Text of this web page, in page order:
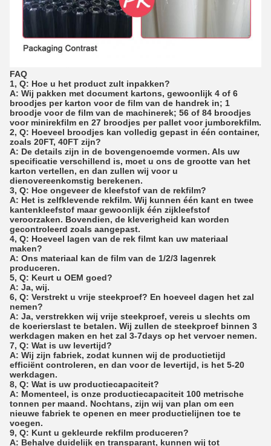
FAQ
1, Q: Hoe u het product zult inpakken?
A: Wij pakken met document kartons, gewoonlijk 4 of 6
broodjes per karton voor de film van de handrek in; 1
broodje voor de film van de machinerek; 56 of 84 broodjes
voor minirekfilm en 27 broodjes per pallet voor jumborekfilm.
2, Q: Hoeveel broodjes kan volledig gepast in één container,
zoals 20FT, 40FT zijn?
A: De details zijn in de bovengenoemde vormen. Als uw
specificatie verschillend is, moet u ons de grootte van het
karton vertellen, en dan zullen wij voor u
dienovereenkomstig berekenen.
3, Q: Hoe ongeveer de kleefstof van de rekfilm?
A: Het is zelfklevende rekfilm. Wij kunnen één kant en twee
kantenkleefstof maar gewoonlijk één zijkleefstof
veroorzaken. Bovendien, de kleverigheid kan worden
gecontroleerd zoals aangepast.
4, Q: Hoeveel lagen van de rek filmt kan uw materiaal
maken?
A: Ons materiaal kan de film van de 1/2/3 lagenrek
produceren.
5, Q: Keurt u OEM goed?
A: Ja, wij.
6, Q: Verstrekt u vrije steekproef? En hoeveel dagen het zal
nemen?
A: Ja, verstrekken wij vrije steekproef, vereis u slechts om
de koerierslast te betalen. Wij zullen de steekproef binnen 3
werkdagen maken en het zal 3-7days op het vervoer nemen.
7, Q: Wat is uw levertijd?
A: Wij zijn fabriek, zodat kunnen wij de productietijd
efficiënt controleren, en dan voor de levertijd, is het 5-20
werkdagen.
8, Q: Wat is uw productiecapaciteit?
A: Momenteel, is onze productiecapaciteit 100 metrische
tonnen per maand. Nochtans, zijn wij van plan om een
nieuwe fabriek te openen en meer productielijnen toe te
voegen.
9, Q: Kunt u gekleurde rekfilm produceren?
A: Behalve duidelijk en transparant, kunnen wij tot